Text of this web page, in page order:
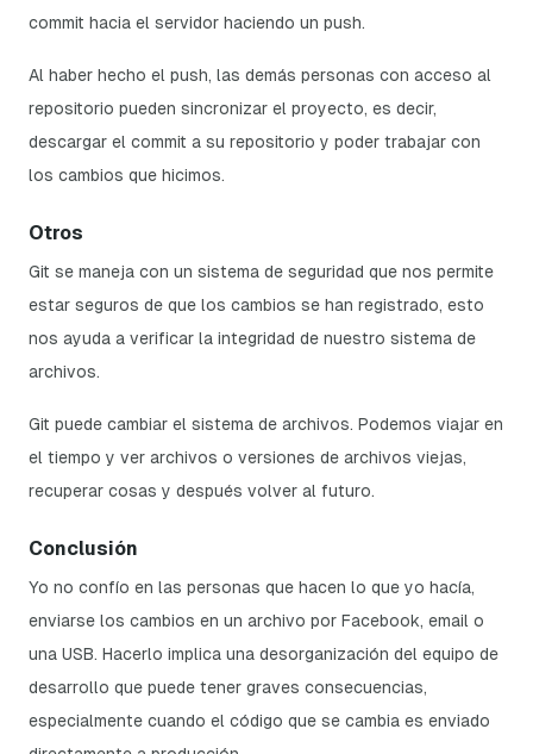
commit hacia el servidor haciendo un push.
Al haber hecho el push, las demás personas con acceso al
repositorio pueden sincronizar el proyecto, es decir,
descargar el commit a su repositorio y poder trabajar con
los cambios que hicimos.
Otros
Git se maneja con un sistema de seguridad que nos permite
estar seguros de que los cambios se han registrado, esto
nos ayuda a verificar la integridad de nuestro sistema de
archivos.
Git puede cambiar el sistema de archivos. Podemos viajar en
el tiempo y ver archivos o versiones de archivos viejas,
recuperar cosas y después volver al futuro.
Conclusión
Yo no confío en las personas que hacen lo que yo hacía,
enviarse los cambios en un archivo por Facebook, email o
una USB. Hacerlo implica una desorganización del equipo de
desarrollo que puede tener graves consecuencias,
especialmente cuando el código que se cambia es enviado